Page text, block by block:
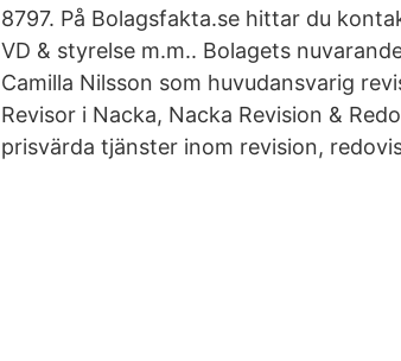
8797. På Bolagsfakta.se hittar du
VD & styrelse m.m.. Bolagets
Camilla Nilsson som huvudansvarig
Revisor i Nacka, Nacka Revision &
prisvärda tjänster inom revision,